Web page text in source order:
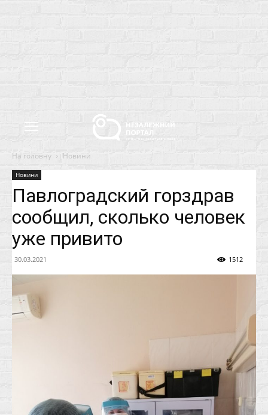
На головну Новини
Новини
Павлоградский горздрав
сообщил, сколько человек
уже привито
30.03.2021 1512